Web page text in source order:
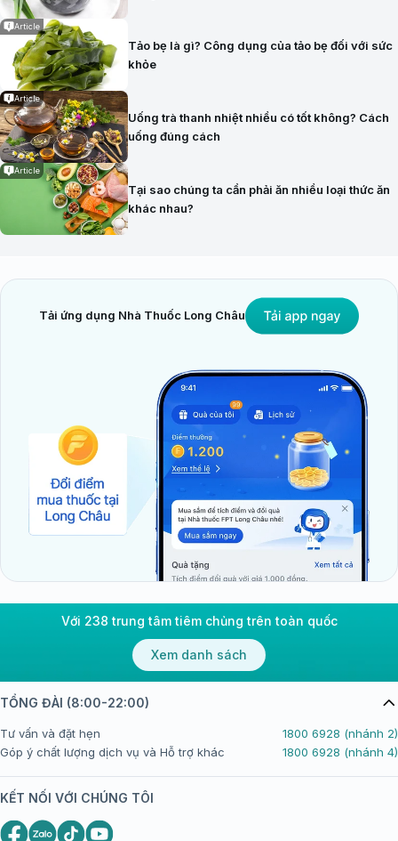
Article
Tảo bẹ là gì? Công dụng của tảo bẹ đối với sức
khỏe
Article
Uống trà thanh nhiệt nhiều có tốt không? Cách
uống đúng cách
Article
Tại sao chúng ta cần phải ăn nhiều loại thức ăn
khác nhau?
Tải ứng dụng Nhà Thuốc Long Châu
Với 238 trung tâm tiêm chủng trên toàn quốc
Xem danh sách
TỔNG ĐÀI (8:00-22:00)
Tư vấn và đặt hẹn
1800 6928 (nhánh 2)
Góp ý chất lượng dịch vụ và Hỗ trợ khác
1800 6928 (nhánh 4)
KẾT NỐI VỚI CHÚNG TÔI